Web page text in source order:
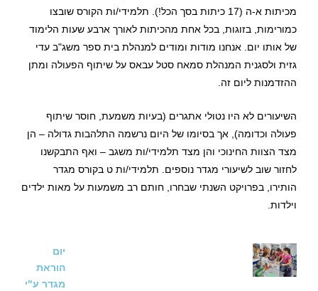
מכיתות א-ה (17 כיתות בסך הכל!). תלמידי/ות הקורס שובצו
כמורימות, בזוגות, בכל אחת מהכיתות לאורך ארבע שעות הלימוד
של אותו יום. אנחנו מודות ומודים למנהלת בית ספר משג"ב עדי
גזית ולסגנית המנהלת סמאח סטל עבאס על שיתוף הפעולה ומתן
ההזדמנות ליום זה.
השיעורים לא היו נטולי אתגרים (בעיות משמעת, חוסר שיתוף
פעולה וכדומה), אך בסיומו של היום נרשמה התלהבות גדולה – הן
מצד הצוות החינוכי והן מצד תלמידי/ות משגב – ואף התבקשנו
לחזור שוב לשיעורי מגדר נוספים. תלמידי/ות ט בקורס מגדר
הותירו, בפרויקט השנתי שבחרו, חותם רב משמעות על מאות ילדים
וילדות.
יום
הוראת
מגדר ע"י